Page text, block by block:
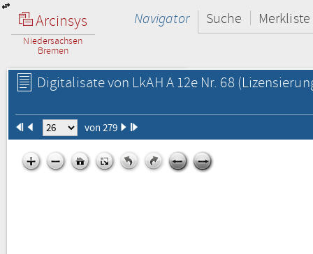
Arcinsys
Niedersachsen
Bremen
Navigator Suche Merkliste
Digitalisate von LkAH A 12e Nr. 68
von 279